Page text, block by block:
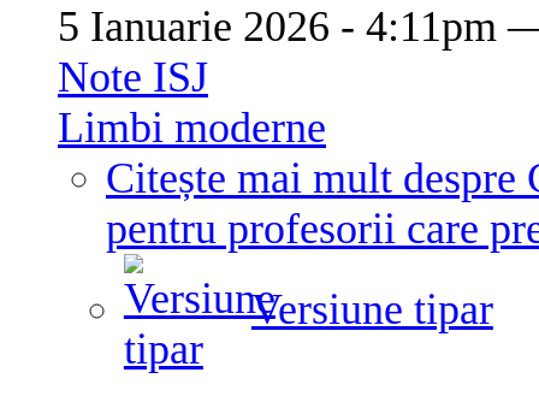
5 Ianuarie 2026 - 4:11pm
Note ISJ
Limbi moderne
Citește mai mult despre
pentru profesorii care
Versiune tipar